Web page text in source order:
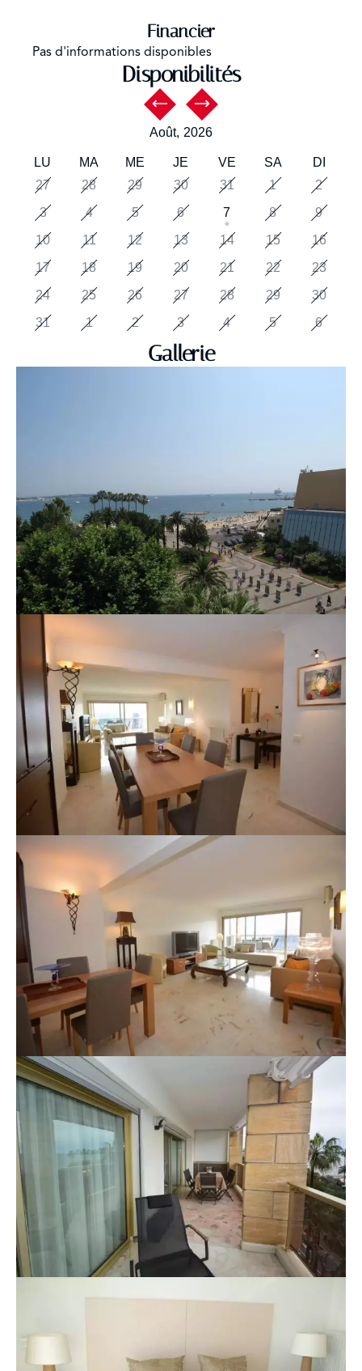
Financier
Pas d'informations disponibles
Disponibilités
Août, 2026
LU MA ME JE VE SA
DI
27
28 29 30 31 1
2
3
4 5 6 7 8
9
10
11 12 13 14 15
16
17
18 19 20 21 22
23
24
25 26 27 28 29
30
31
1 2 3 4 5 6
Gallerie